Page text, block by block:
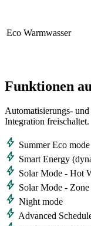
Eco Warmwasser
Funktionen
Automatisierungs-
Integration freischaltet.
bolt Summer Eco mode
bolt Smart Energy
bolt Solar Mode - Hot
bolt Solar Mode -
bolt Night mode
bolt Advanced